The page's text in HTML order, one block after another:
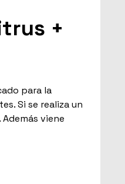
+
para la
Si se realiza un
viene